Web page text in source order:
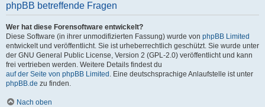
phpBB betreffende Fragen
Wer hat diese Forensoftware entwickelt?
Diese Software (in ihrer unmodifizierten Fassung) wurde von phpBB Limited
entwickelt und veröffentlicht. Sie ist urheberrechtlich geschützt. Sie wurde unter
der GNU General Public License, Version 2 (GPL-2.0) veröffentlicht und kann
frei vertrieben werden. Weitere Details findest du
auf der Seite von phpBB Limited . Eine deutschsprachige Anlaufstelle ist unter
phpBB.de zu finden.
Nach oben